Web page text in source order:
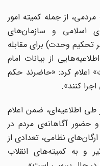
از جمله کمیته‌ امور
اسلامی و سازمان‌های
وحدت) برای مقابله
از بیانات امام
کرد: «حاضرند حکم
کنند».
اطلاعیه‌ای، ضمن اعلام
آگاهانه‌ی مردم در
نظامی، تعدادی از
و به کمیته‌های انقلاب